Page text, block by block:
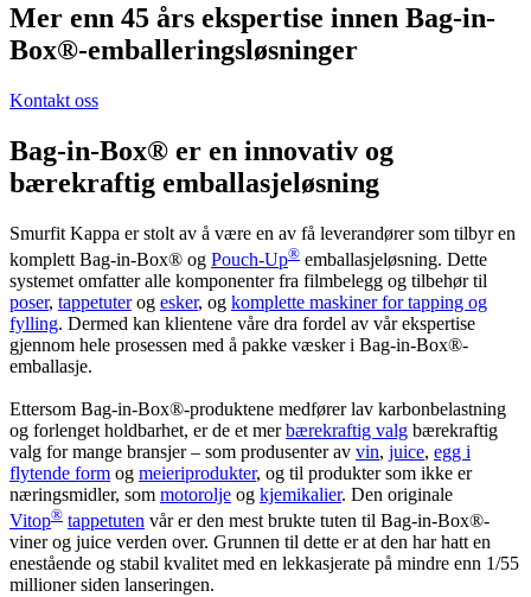
Mer enn 45 års ekspertise innen Bag-in-
Box®-emballeringsløsninger
Kontakt oss
Bag-in-Box® er en innovativ og
bærekraftig emballasjeløsning
Smurfit Kappa er stolt av å være en av få leverandører som tilbyr en
komplett Bag-in-Box® og Pouch-Up® emballasjeløsning. Dette
systemet omfatter alle komponenter fra filmbelegg og tilbehør til
poser, tappetuterog esker, og komplette maskiner for tapping og
fylling. Dermed kan klientene våre dra fordel av vår ekspertise
gjennom hele prosessen med å pakke væsker i Bag-in-Box®-
emballasje.
Ettersom Bag-in-Box®-produktene medfører lav karbonbelastning
og forlenget holdbarhet, er de et merbærekraftig valg bærekraftig
valg for mange bransjer – som produsenter av vin, juice, egg i
flytende form og meieriprodukter, og til produkter som ikke er
næringsmidler, som motorolje og kjemikalier. Den originale
Vitop® tappetuten vår er den mest brukte tuten til Bag-in-Box®-
viner og juice verden over. Grunnen til dette er at den har hatt en
enestående og stabil kvalitet med en lekkasjerate på mindre enn 1/55
millioner siden lanseringen.